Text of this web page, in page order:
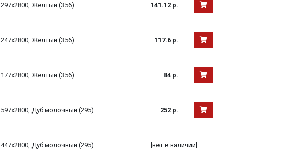
297х2800, Желтый (356) 141.12 р.
247х2800, Желтый (356) 117.6 р.
177х2800, Желтый (356) 84 р.
597х2800, Дуб молочный (295) 252 р.
447х2800, Дуб молочный (295) [нет в наличии]